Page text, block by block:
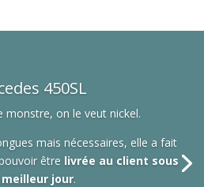
450SL
monstre, on le veut nickel.
mais nécessaires, elle a fait
être livrée au client sous
meilleur jour.